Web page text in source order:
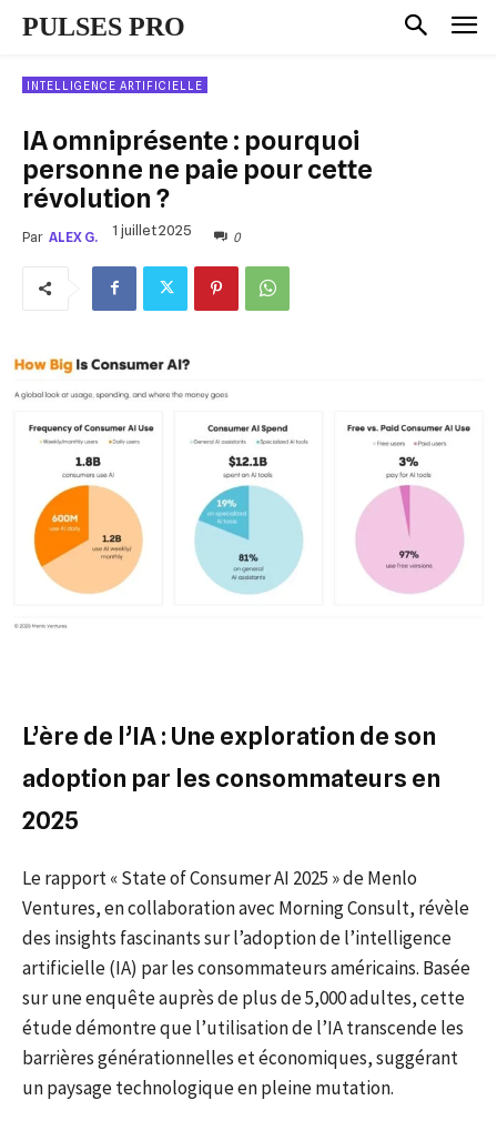
PULSES PRO
INTELLIGENCE ARTIFICIELLE
IA omniprésente : pourquoi
personne ne paie pour cette
révolution ?
Par ALEX G. 1 juillet 2025 0
L’ère de l’IA : Une exploration de son
adoption par les consommateurs en
2025
Le rapport « State of Consumer AI 2025 » de Menlo
Ventures, en collaboration avec Morning Consult, révèle
des insights fascinants sur l’adoption de l’intelligence
artificielle (IA) par les consommateurs américains. Basée
sur une enquête auprès de plus de 5,000 adultes, cette
étude démontre que l’utilisation de l’IA transcende les
barrières générationnelles et économiques, suggérant
un paysage technologique en pleine mutation.